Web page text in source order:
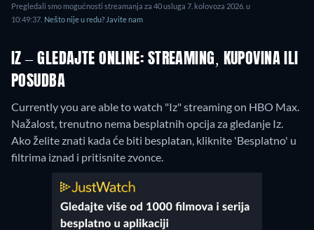
Pregledali smo mogućnosti streamanja za 40 usluga 7. kolovoza 2026. u
10:49:37. Nešto nije u redu? Javite nam
IZ – GLEDAJTE ONLINE: STREAMING, KUPOVINA ILI
POSUDBA
Currently you are able to watch "Iz" streaming on HBO Max.
Nažalost, trenutno nema besplatnih opcija za gledanje Iz.
Ako želite znati kada će biti besplatan, kliknite 'Besplatno' u
filtrima iznad i pritisnite zvonce.